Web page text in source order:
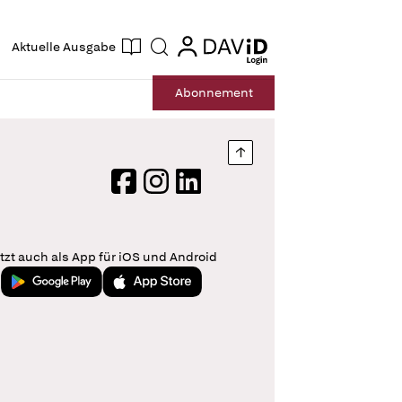
Aktuelle Ausgabe Suche login
login
Abonnement
Nach oben springen
FacebookInstagram
LinkedIn
auch als App für iOS und Android
Jetzt bei Google PlayLaden im App Store